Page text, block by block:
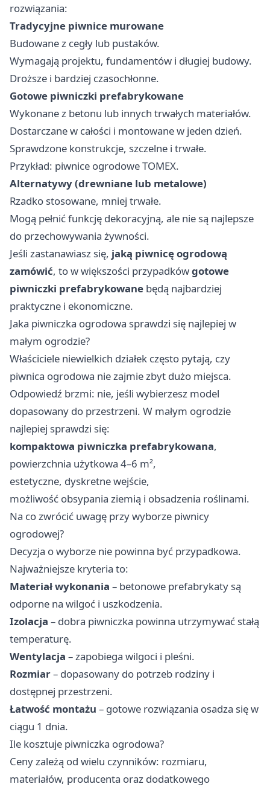
rozwiązania:
Tradycyjne piwnice murowane
Budowane z cegły lub pustaków.
Wymagają projektu, fundamentów i długiej budowy.
Droższe i bardziej czasochłonne.
Gotowe piwniczki prefabrykowane
Wykonane z betonu lub innych trwałych materiałów.
Dostarczane w całości i montowane w jeden dzień.
Sprawdzone konstrukcje, szczelne i trwałe.
Przykład: piwnice ogrodowe TOMEX.
Alternatywy (drewniane lub metalowe)
Rzadko stosowane, mniej trwałe.
Mogą pełnić funkcję dekoracyjną, ale nie są najlepsze
do przechowywania żywności.
Jeśli zastanawiasz się, jaką piwnicę ogrodową
zamówić, to w większości przypadkówgotowe
piwniczki prefabrykowane będą najbardziej
praktyczne i ekonomiczne.
Jaka piwniczka ogrodowa sprawdzi się najlepiej w
małym ogrodzie?
Właściciele niewielkich działek często pytają, czy
piwnica ogrodowa nie zajmie zbyt dużo miejsca.
Odpowiedź brzmi: nie, jeśli wybierzesz model
dopasowany do przestrzeni. W małym ogrodzie
najlepiej sprawdzi się:
kompaktowa piwniczka prefabrykowana,
powierzchnia użytkowa 4–6 m²,
estetyczne, dyskretne wejście,
możliwość obsypania ziemią i obsadzenia roślinami.
Na co zwrócić uwagę przy wyborze piwnicy
ogrodowej?
Decyzja o wyborze nie powinna być przypadkowa.
Najważniejsze kryteria to:
Materiał wykonania – betonowe prefabrykaty są
odporne na wilgoć i uszkodzenia.
Izolacja – dobra piwniczka powinna utrzymywać stałą
temperaturę.
Wentylacja – zapobiega wilgoci i pleśni.
Rozmiar– dopasowany do potrzeb rodziny i
dostępnej przestrzeni.
Łatwość montażu – gotowe rozwiązania osadza się w
ciągu 1 dnia.
Ile kosztuje piwniczka ogrodowa?
Ceny zależą od wielu czynników: rozmiaru,
materiałów, producenta oraz dodatkowego